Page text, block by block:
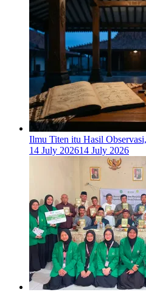
Ilmu Titen itu Hasil
14 July 202614 July 2026